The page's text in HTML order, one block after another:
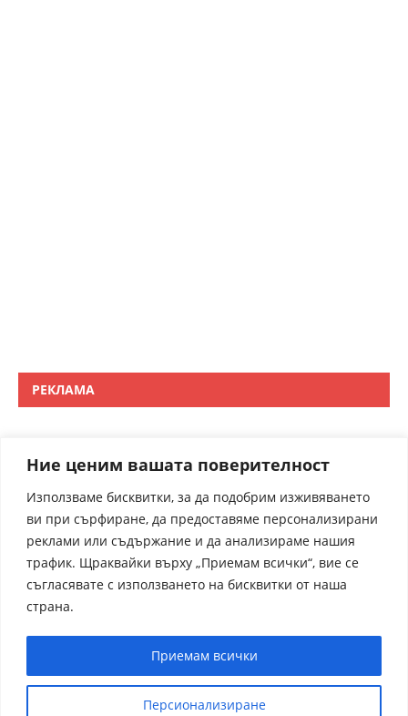
Ние ценим вашата поверителност
Използваме бисквитки, за да подобрим изживяването
ви при сърфиране, да предоставяме персонализирани
реклами или съдържание и да анализираме нашия
трафик. Щраквайки върху „Приемам всички“, вие се
съгласявате с използването на бисквитки от наша
страна.
Персионализиране
Приемам всички
РЕКЛАМА